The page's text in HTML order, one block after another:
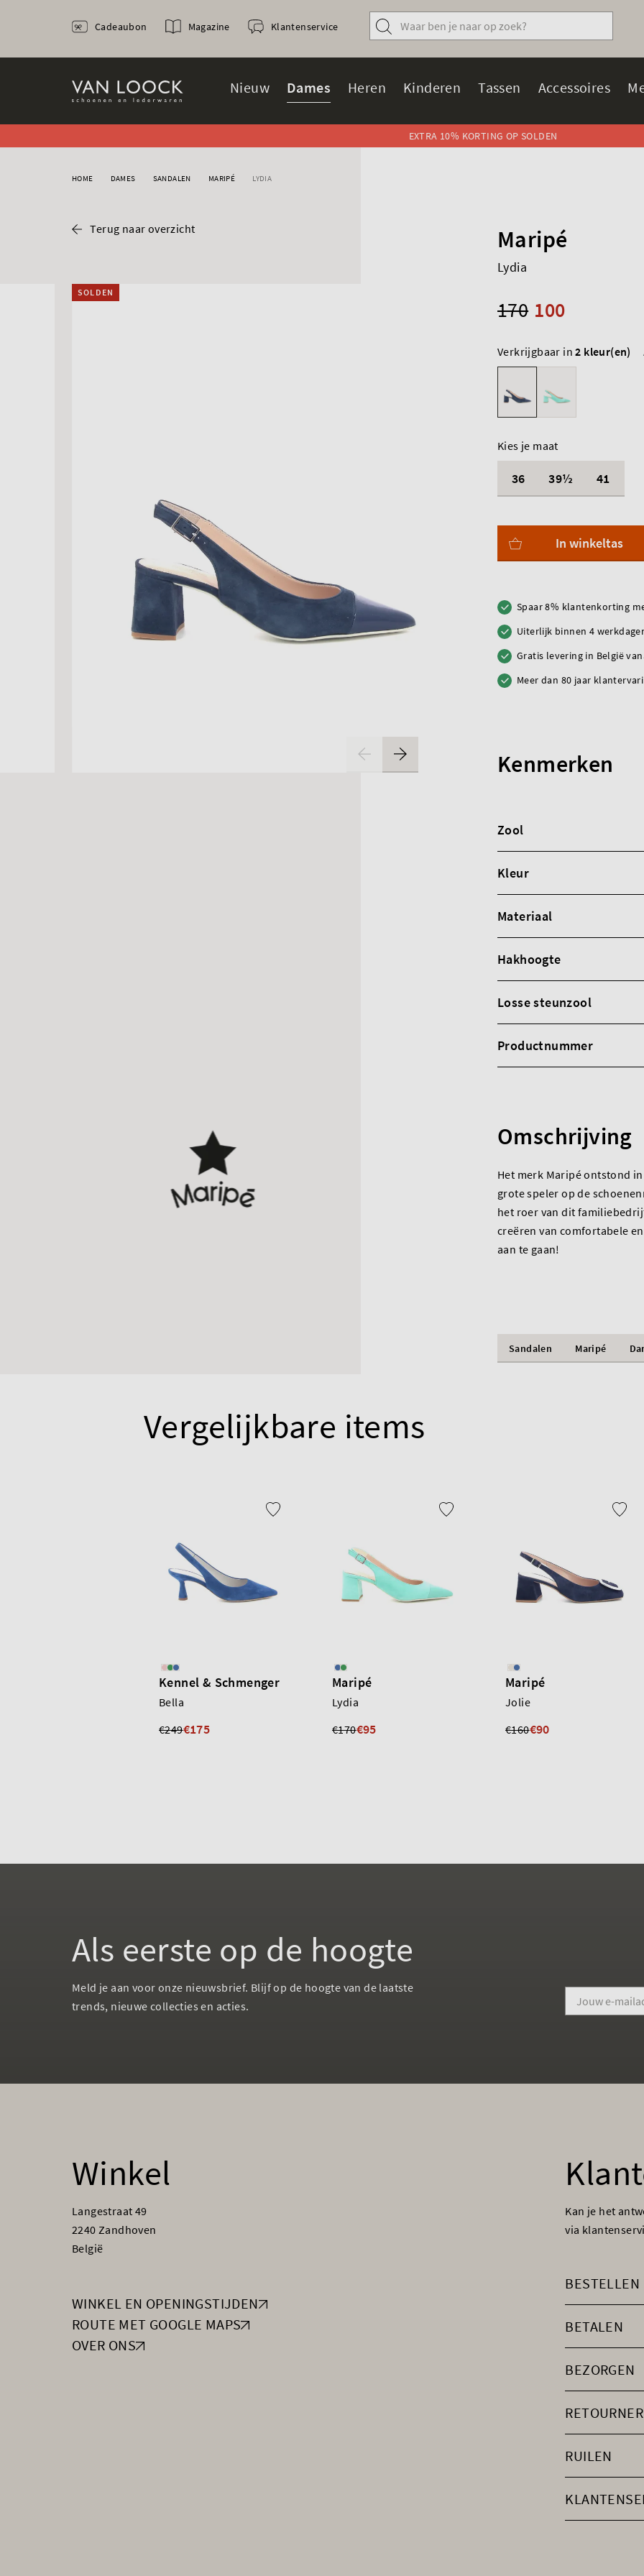
Nieuw Dames Heren Kinderen Tassen Accessoires
Cadeaubon Magazine Klantenservice
EXTRA 10% KORTING OP SOLDEN
HOME DAMES SANDALEN MARIPÉ LYDIA
Terug naar overzicht
SOLDEN
Maripé
Lydia
100
170
Verkrijgbaar in2 kleur(en)
Kies je maat
36 39½ 41
In winkeltas
Spaar 8% klantenkorting
Uiterlijk binnen 4
Gratis levering in België
Meer dan 80 jaar
Kenmerken
Zool
Kleur
Materiaal
Hakhoogte
Losse steunzool
Productnummer
Omschrijving
Het merk Maripé ontstond
grote speler op de
het roer van dit
creëren van comfortabele
aan te gaan!
Sandalen Maripé
Vergelijkbare items
Kennel & Schmenger
Bella
€249€175
Maripé
Lydia
€170€95
Maripé
Jolie
€160€90
Als eerste op de hoogte
Meld je aan voor onze nieuwsbrief. Blijf op de hoogte van de laatste
trends, nieuwe collecties en acties.
Winkel
Langestraat 49
2240 Zandhoven
België
WINKEL EN OPENINGSTIJDEN
ROUTE MET GOOGLE MAPS
OVER ONS
Kan je het
via
BESTELLEN
BETALEN
BEZORGEN
RUILEN